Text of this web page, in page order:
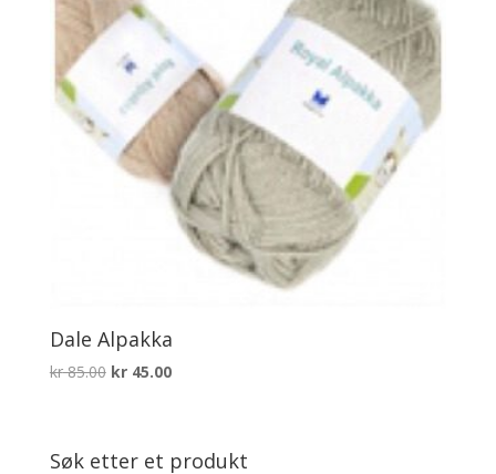
Dale Alpakka
kr85.00 Opprinnelig
kr45.00Nåværende
Søk etter et produkt